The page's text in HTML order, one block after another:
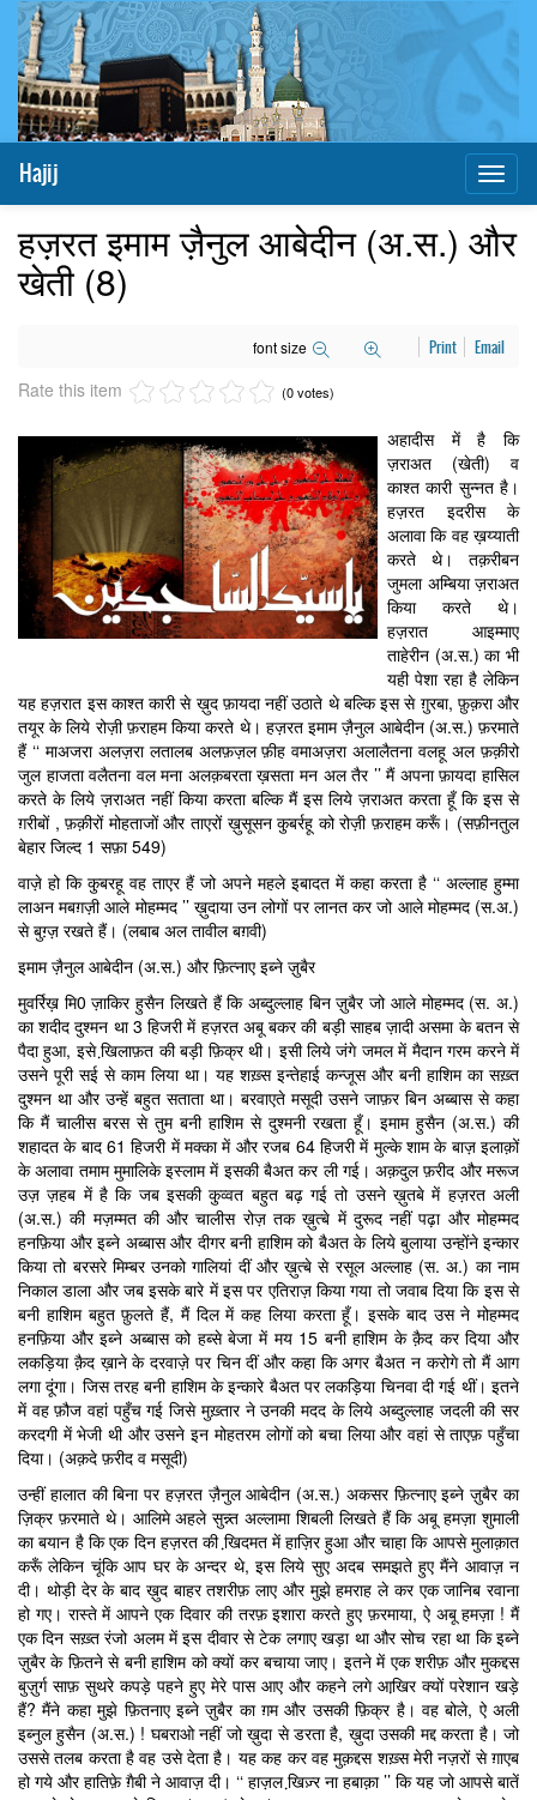
Hajij
हज़रत इमाम ज़ैनुल आबेदीन (अ.स.) और
खेती (8)
font size Print Email
Rate this item (0 votes)
अहादीस में है कि
ज़राअत (खेती) व
काश्त कारी सुन्नत है।
हज़रत इदरीस के
अलावा कि वह ख़य्याती
करते थे। तक़रीबन
जुमला अम्बिया ज़राअत
किया करते थे।
हज़रात आइम्माए
ताहेरीन (अ.स.) का भी
यही पेशा रहा है लेकिन
यह हज़रात इस काश्त कारी से ख़ुद फ़ायदा नहीं उठाते थे बल्कि इस से ग़ुरबा, फ़ुक़रा और
तयूर के लिये रोज़ी फ़राहम किया करते थे। हज़रत इमाम ज़ैनुल आबेदीन (अ.स.) फ़रमाते
हैं ‘‘ माअजरा अलज़रा लतालब अलफ़ज़ल फ़ीह वमाअज़रा अलालैतना वलहू अल फ़क़ीरो
जुल हाजता वलैतना वल मना अलक़बरता ख़सता मन अल तैर ’’ मैं अपना फ़ायदा हासिल
करते के लिये ज़राअत नहीं किया करता बल्कि मैं इस लिये ज़राअत करता हूँ कि इस से
ग़रीबों , फ़क़ीरों मोहताजों और ताएरों ख़ुसूसन कु़बर्रहू को रोज़ी फ़राहम करूँ। (सफ़ीनतुल
बेहार जिल्द 1 सफ़ा 549)
वाज़े हो कि कु़बरहू वह ताएर हैं जो अपने महले इबादत में कहा करता है ‘‘ अल्लाह हुम्मा
लाअन मबग़ज़ी आले मोहम्मद ’’ ख़ुदाया उन लोगों पर लानत कर जो आले मोहम्मद (स.अ.)
से बुग़्ज़ रखते हैं। (लबाब अल तावील बग़वी)
इमाम ज़ैनुल आबेदीन (अ.स.) और फ़ित्नाए इब्ने ज़ुबैर
मुवर्रिख़ मि0 ज़ाकिर हुसैन लिखते हैं कि अब्दुल्लाह बिन ज़ुबैर जो आले मोहम्मद (स. अ.)
का शदीद दुश्मन था 3 हिजरी में हज़रत अबू बकर की बड़ी साहब ज़ादी असमा के बतन से
पैदा हुआ, इसे खि़लाफ़त की बड़ी फ़िक्र थी। इसी लिये जंगे जमल में मैदान गरम करने में
उसने पूरी सई से काम लिया था। यह शख़्स इन्तेहाई कन्जूस और बनी हाशिम का सख़्त
दुश्मन था और उन्हें बहुत सताता था। बरवाएते मसूदी उसने जाफ़र बिन अब्बास से कहा
कि मैं चालीस बरस से तुम बनी हाशिम से दुश्मनी रखता हूँ। इमाम हुसैन (अ.स.) की
शहादत के बाद 61 हिजरी में मक्का में और रजब 64 हिजरी में मुल्के शाम के बाज़ इलाक़ों
के अलावा तमाम मुमालिके इस्लाम में इसकी बैअत कर ली गई। अक़दुल फ़रीद और मरूज
उज़ ज़हब में है कि जब इसकी कु़व्वत बहुत बढ़ गई तो उसने ख़ुतबे में हज़रत अली
(अ.स.) की मज़म्मत की और चालीस रोज़ तक ख़ुत्बे में दुरूद नहीं पढ़ा और मोहम्मद
हनफ़िया और इब्ने अब्बास और दीगर बनी हाशिम को बैअत के लिये बुलाया उन्होंने इन्कार
किया तो बरसरे मिम्बर उनको गालियां दीं और ख़ुत्बे से रसूल अल्लाह (स. अ.) का नाम
निकाल डाला और जब इसके बारे में इस पर एतिराज़ किया गया तो जवाब दिया कि इस से
बनी हाशिम बहुत फ़ुलते हैं, मैं दिल में कह लिया करता हूँ। इसके बाद उस ने मोहम्मद
हनफ़िया और इब्ने अब्बास को हब्से बेजा में मय 15 बनी हाशिम के क़ैद कर दिया और
लकड़िया क़ैद ख़ाने के दरवाज़े पर चिन दीं और कहा कि अगर बैअत न करोगे तो मैं आग
लगा दूंगा। जिस तरह बनी हाशिम के इन्कारे बैअत पर लकड़िया चिनवा दी गई थीं। इतने
में वह फ़ौज वहां पहुँच गई जिसे मुख़्तार ने उनकी मदद के लिये अब्दुल्लाह जदली की सर
करदगी में भेजी थी और उसने इन मोहतरम लोगों को बचा लिया और वहां से ताएफ़ पहुँचा
दिया। (अक़दे फ़रीद व मसूदी)
उन्हीं हालात की बिना पर हज़रत ज़ैनुल आबेदीन (अ.स.) अकसर फ़ित्नाए इब्ने ज़ुबैर का
ज़िक्र फ़रमाते थे। आलिमे अहले सुन्न्त अल्लामा शिबली लिखते हैं कि अबू हमज़ा शुमाली
का बयान है कि एक दिन हज़रत की खि़दमत में हाज़िर हुआ और चाहा कि आपसे मुलाक़ात
करूँ लेकिन चूंकि आप घर के अन्दर थे, इस लिये सुए अदब समझते हुए मैंने आवाज़ न
दी। थोड़ी देर के बाद ख़ुद बाहर तशरीफ़ लाए और मुझे हमराह ले कर एक जानिब रवाना
हो गए। रास्ते में आपने एक दिवार की तरफ़ इशारा करते हुए फ़रमाया, ऐ अबू हमज़ा ! मैं
एक दिन सख़्त रंजो अलम में इस दीवार से टेक लगाए खड़ा था और सोच रहा था कि इब्ने
ज़ुबैर के फ़ितने से बनी हाशिम को क्यों कर बचाया जाए। इतने में एक शरीफ़ और मुकद्दस
बुज़ुर्ग साफ़ सुथरे कपड़े पहने हुए मेरे पास आए और कहने लगे आखि़र क्यों परेशान खड़े
हैं? मैंने कहा मुझे फ़ितनाए इब्ने ज़ुबैर का ग़म और उसकी फ़िक्र है। वह बोले, ऐ अली
इब्नुल हुसैन (अ.स.) ! घबराओ नहीं जो ख़ुदा से डरता है, ख़ुदा उसकी मद्द करता है। जो
उससे तलब करता है वह उसे देता है। यह कह कर वह मुक़द्दस शख़्स मेरी नज़रों से ग़ाएब
हो गये और हातिफ़े ग़ैबी ने आवाज़ दी। ‘‘ हाज़ल खि़ज़्र ना हबाक़ा ’’ कि यह जो आपसे बातें